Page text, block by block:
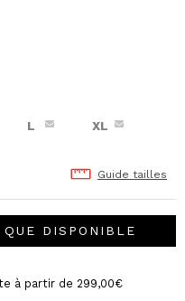
L XL
Guide tailles
DISPONIBLE
à partir de 299,00€